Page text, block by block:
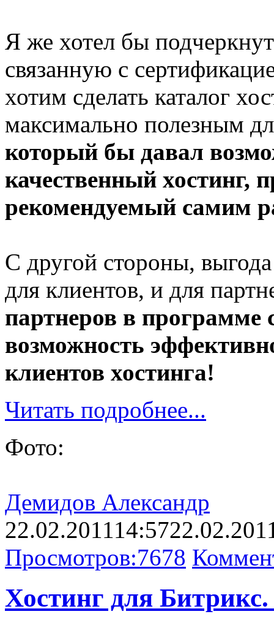
Я же хотел бы
связанную с
хотим сделать каталог
максимально полезным
который бы давал
качественный хостинг,
рекомендуемый самим
С другой стороны,
для клиентов, и для
партнеров в программе
возможность
клиентов хостинга!
Читать подробнее...
Фото:
Демидов Александр
22.02.2011 14:57
Просмотров:7678
Хостинг для